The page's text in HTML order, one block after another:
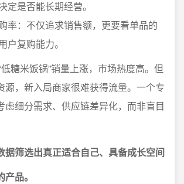
定是否能长期经营。
率：不仅追求销售额，更要看单品的
户复购能力。
糖米饭锅”销量上涨，市场热度高。但
源，新入局商家很难获得流量。一个专
虑细分需求、供应链差异化，而非盲目
据筛选出真正适合自己、具备成长空间
品。